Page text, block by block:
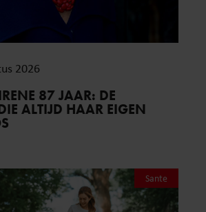
2026
87 JAAR: DE
ALTIJD HAAR EIGEN
Sante